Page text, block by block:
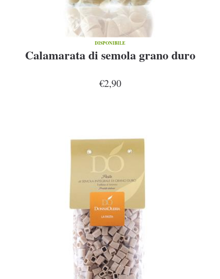
DISPONIBILE
Calamarata di semola grano duro
€2,90